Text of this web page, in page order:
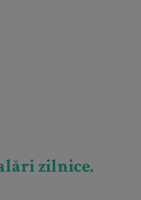
zilnice.